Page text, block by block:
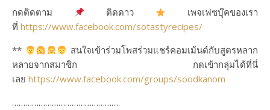
กดติดตาม ติดดาว
เพจเฟซบุ๊คของเรา
ที่ https://www.facebook.com/sotastyrecipes/
**
สนใจเข้าร่วมโพสร่วมแชร์คอมเม้นต์กับสูตรหลาก
หลายจากสมาชิก กดเข้ากลุ่มได้ที่นี่
เลย https://www.facebook.com/groups/soodkanom
………………………………………….